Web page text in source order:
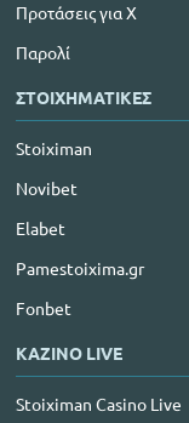
Προτάσεις για Χ
Παρολί
ΣΤΟΙΧΗΜΑΤΙΚΕΣ
Stoiximan
Novibet
Elabet
Pamestoixima.gr
Fonbet
ΚΑΖΙΝΟ LIVE
Stoiximan Casino Live